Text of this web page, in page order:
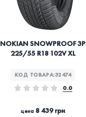
NOKIAN SNOWPROOF 3P
225/55 R18 102V XL
КОД ТОВАРА:32474
0.0
цена8 439 грн